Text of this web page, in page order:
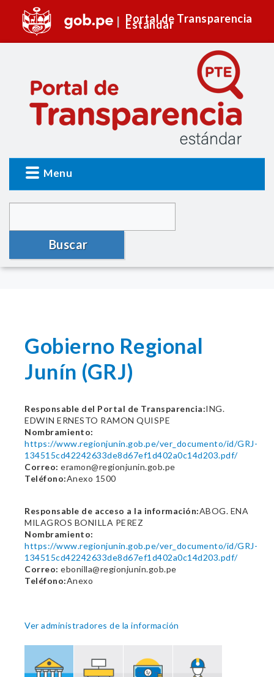
Portal de Transparencia
Estándar
Menu
Buscar
Gobierno Regional
Junín (GRJ)
Responsable del Portal de Transparencia:ING.
EDWIN ERNESTO RAMON QUISPE
Nombramiento:
https://www.regionjunin.gob.pe/ver_documento/id/GRJ-
134515cd42242633de8d67ef1d402a0c14d203.pdf/
Correo: eramon@regionjunin.gob.pe
Teléfono:Anexo 1500
Responsable de acceso a la información:ABOG. ENA
MILAGROS BONILLA PEREZ
Nombramiento:
https://www.regionjunin.gob.pe/ver_documento/id/GRJ-
134515cd42242633de8d67ef1d402a0c14d203.pdf/
Correo: ebonilla@regionjunin.gob.pe
Teléfono:Anexo
Ver administradores de la información